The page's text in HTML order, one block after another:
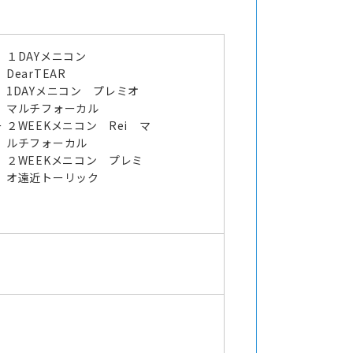
１DAYメニコン
DearTEAR
1DAYメニコン プレミオ
マルチフォーカル
２WEEKメニコン Rei マ
ルチフォーカル
２WEEKメニコン プレミ
オ遠近トーリック